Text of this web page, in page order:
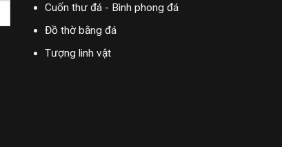
Cuốn thư đá - Bình phong đá
Đồ thờ bằng đá
Tượng linh vật